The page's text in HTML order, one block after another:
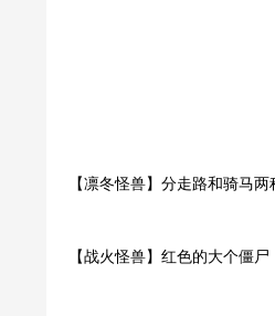
【凛冬怪兽】分走路和骑马
【战火怪兽】红色的大个僵